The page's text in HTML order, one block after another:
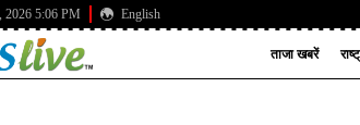
2026 5:06 PM English
ताजा खबरें